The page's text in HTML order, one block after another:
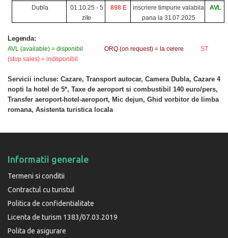
Dubla
01.10.25 - 5
zile
898E
inscriere timpurie valabila
pana la 31.07.2025
AVL
Legenda:
AVL (available) = disponibil ORQ (on request) = la cerere
ST
(stop sales) = indisponibil
Servicii incluse: Cazare, Transport autocar, Camera Dubla, Cazare 4
nopti la hotel de 5*, Taxe de aeroport si combustibil 140 euro/pers,
Transfer aeroport-hotel-aeroport, Mic dejun, Ghid vorbitor de limba
romana, Asistenta turistica locala
Informatii generale
Termeni si conditii
Contractul cu turistul
Politica de confidentialitate
Licenta de turism 1383/07.03.2019
Polita de asigurare